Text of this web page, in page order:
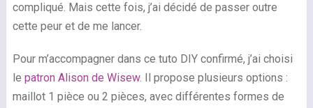
compliqué. Mais cette fois, j’ai décidé de passer outre
cette peur et de me lancer.
Pour m’accompagner dans ce tuto DIY confirmé, j’ai choisi
le patron Alison de Wisew. Il propose plusieurs options :
maillot 1 pièce ou 2 pièces, avec différentes formes de